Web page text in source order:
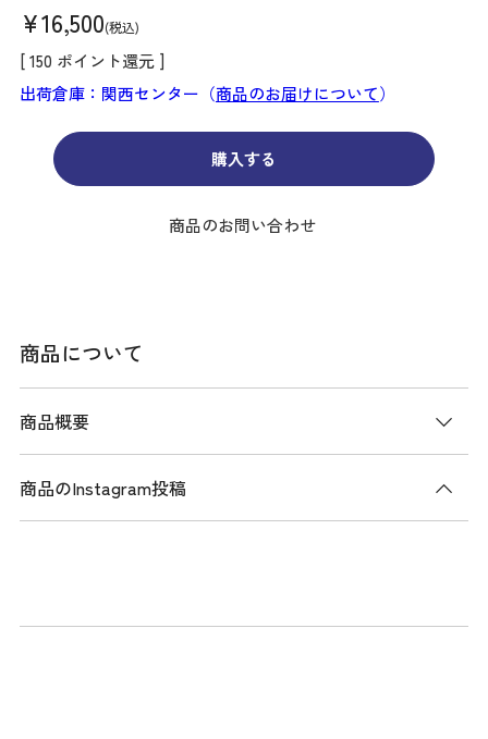
¥16,500 税込
[150 ポイント還元 ]
出荷倉庫：関西センター（商品のお届けについて）
購入する
商品のお問い合わせ
商品について
商品概要
商品説明
あるハンドル設計で持ち運びに配慮。背面はスーツケースの
商品のInstagram投稿